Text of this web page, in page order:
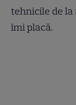
tehnicile de
îmi placă.